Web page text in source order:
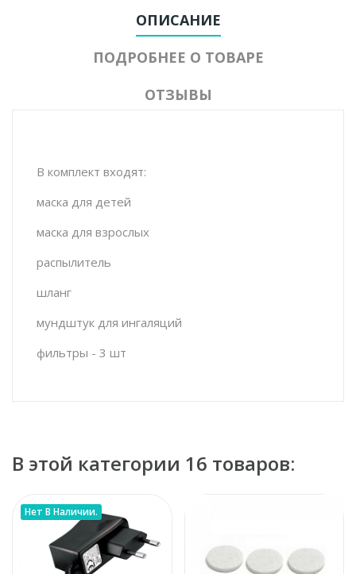
ОПИСАНИЕ
ПОДРОБНЕЕ О ТОВАРЕ
ОТЗЫВЫ
В комплект входят:
маска для детей
маска для взрослых
распылитель
шланг
мундштук для ингаляций
фильтры - 3 шт
В этой категории 16 товаров:
Нет В Наличии.